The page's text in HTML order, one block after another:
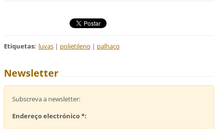
Etiquetas: luvas | polietileno | palhaço
Newsletter
Subscreva a newsletter:
Endereço electrónico *: